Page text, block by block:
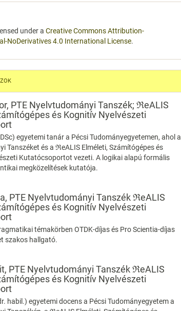
under aCreative Commons Attribution-
NoDerivatives 4.0 International License.
PTE Nyelvtudományi Tanszék; ℜeALIS
és Kognitív Nyelvészeti
egyetemi tanár a Pécsi Tudományegyetemen, ahol a
Tanszéket és a ℜeALIS Elméleti, Számítógépes és
Kutatócsoportot vezeti. A logikai alapú formális
megközelítések kutatója.
PTE Nyelvtudományi Tanszék ℜeALIS
és Kognitív Nyelvészeti
témakörben OTDK-díjas és Pro Scientia-díjas
szakos hallgató.
PTE Nyelvtudományi Tanszék ℜeALIS
és Kognitív Nyelvészeti
habil.) egyetemi docens a Pécsi Tudományegyetem a